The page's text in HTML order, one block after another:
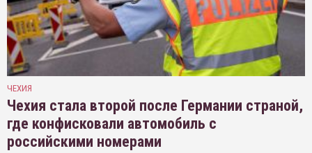
ЧЕХИЯ
Чехия стала второй после Германии страной,
где конфисковали автомобиль с
российскими номерами